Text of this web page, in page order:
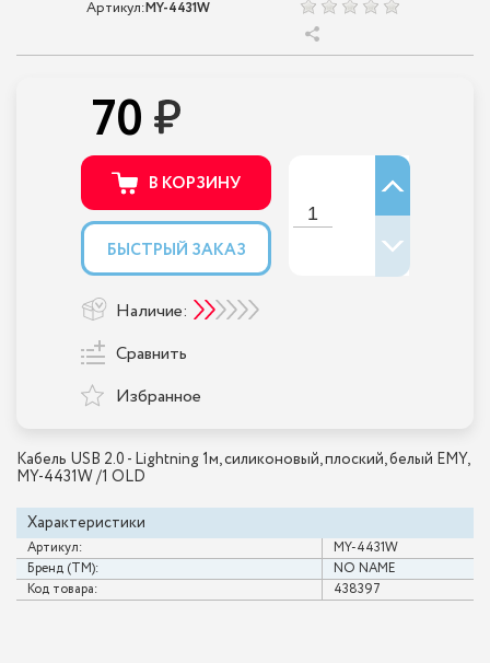
Артикул:MY-4431W
Кабель USB 2.0 - Lightning 1м, силиконовый, плоский, белый EMY,
MY-4431W /1 OLD
Характеристики
Артикул:
MY-4431W
Бренд (ТМ):
NO NAME
Код товара:
438397
70
В КОРЗИНУ
БЫСТРЫЙ ЗАКАЗ
Наличие:
Сравнить
Избранное